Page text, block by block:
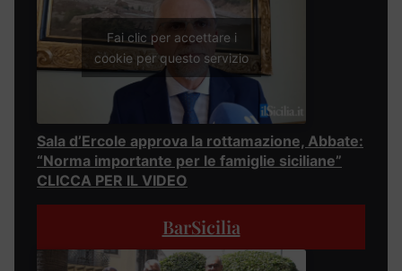
Fai clic per accettare i
cookie per questo servizio
Sala d’Ercole approva la rottamazione, Abbate:
“Norma importante per le famiglie siciliane”
CLICCA PER IL VIDEO
BarSicilia